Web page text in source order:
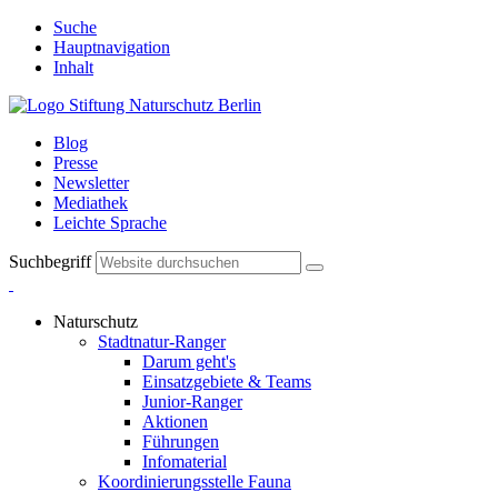
Suche
Hauptnavigation
Inhalt
Blog
Presse
Newsletter
Mediathek
Leichte Sprache
Suchbegriff
Naturschutz
Stadtnatur-Ranger
Darum geht's
Einsatzgebiete & Teams
Junior-Ranger
Aktionen
Führungen
Infomaterial
Koordinierungsstelle Fauna